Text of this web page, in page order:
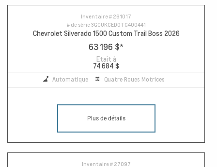
Inventaire # 261017
# de série3GCUKCED0TG400441
Chevrolet Silverado 1500 Custom Trail Boss 2026
63 196 $*
Etait à
74 684 $
Automatique Quatre Roues Motrices
Plus de détails
Inventaire # 27097